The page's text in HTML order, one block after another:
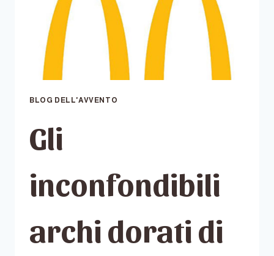
BLOG DELL'AVVENTO
Gli
inconfondibili
archi dorati di